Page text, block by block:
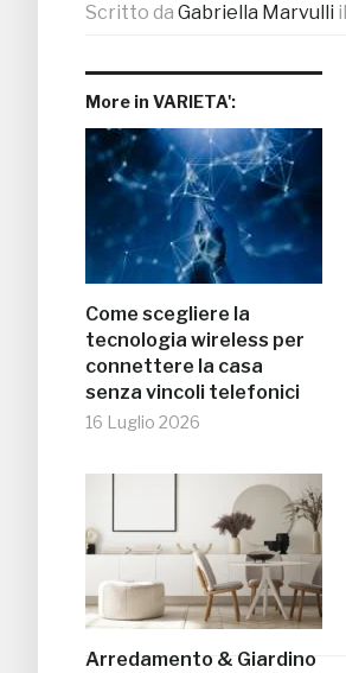
Scritto da Gabriella Marvulli il
More in VARIETA':
Come scegliere la
tecnologia wireless per
connettere la casa
senza vincoli telefonici
16 Luglio 2026
Arredamento & Giardino